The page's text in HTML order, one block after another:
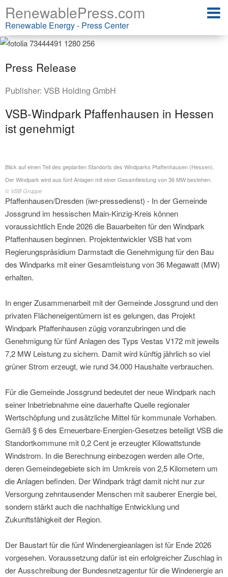
RenewablePress.com
Renewable Energy - Press Center
Press Release
Publisher: VSB Holding GmbH
VSB-Windpark Pfaffenhausen in Hessen
ist genehmigt
Blick auf einen Teil des geplanten Standorts des Windparks Pfaffenhausen (Hessen).
Der Windpark wird aus fünf Anlagen mit einer Gesamtleistung von 36 MW bestehen.
© VSB Gruppe
Pfaffenhausen/Dresden (iwr-pressedienst) - In der Gemeinde
Jossgrund im hessischen Main-Kinzig-Kreis können
voraussichtlich Ende 2026 die Bauarbeiten für den Windpark
Pfaffenhausen beginnen. Projektentwickler VSB hat vom
Regierungspräsidium Darmstadt die Genehmigung für den Bau
des Windparks mit einer Gesamtleistung von 36 Megawatt (MW)
erhalten.
In enger Zusammenarbeit mit der Gemeinde Jossgrund und den
privaten Flächeneigentümern ist es gelungen, das Projekt
Windpark Pfaffenhausen zügig voranzubringen und die
Genehmigung für fünf Anlagen des Typs Vestas V172 mit jeweils
7,2 MW Leistung zu sichern. Damit wird künftig jährlich so viel
grüner Strom erzeugt, wie rund 34.000 Haushalte verbrauchen.
Für die Gemeinde Jossgrund bedeutet der neue Windpark nach
seiner Inbetriebnahme eine dauerhafte Quelle regionaler
Wertschöpfung und zusätzliche Mittel für kommunale Vorhaben.
Gemäß § 6 des Erneuerbare-Energien-Gesetzes beteiligt VSB die
Standortkommune mit 0,2 Cent je erzeugter Kilowattstunde
Windstrom. In die Berechnung einbezogen werden alle Orte,
deren Gemeindegebiete sich im Umkreis von 2,5 Kilometern um
die Anlagen befinden. Der Windpark trägt damit nicht nur zur
Versorgung zehntausender Menschen mit sauberer Energie bei,
sondern stärkt auch die nachhaltige Entwicklung und
Zukunftsfähigkeit der Region.
Der Baustart für die fünf Windenergieanlagen ist für Ende 2026
vorgesehen. Voraussetzung dafür ist ein erfolgreicher Zuschlag in
der Ausschreibung der Bundesnetzagentur für die Windenergie an